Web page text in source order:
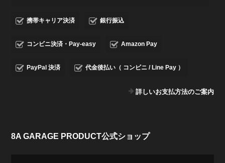
携帯キャリア決済 銀行振込
コンビニ決済・Pay-easy Amazon Pay
PayPal 決済 代金後払い（ コンビニ / Line Pay ）
詳しいお支払方法のご案内
8A GARAGE PRODUCT公式ショップ